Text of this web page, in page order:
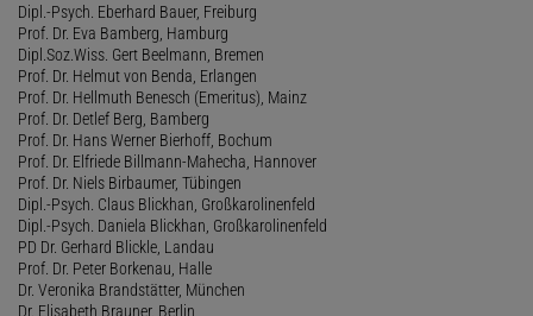
Dipl.-Psych. Eberhard Bauer, Freiburg
Prof. Dr. Eva Bamberg, Hamburg
Dipl.Soz.Wiss. Gert Beelmann, Bremen
Prof. Dr. Helmut von Benda, Erlangen
Prof. Dr. Hellmuth Benesch (Emeritus), Mainz
Prof. Dr. Detlef Berg, Bamberg
Prof. Dr. Hans Werner Bierhoff, Bochum
Prof. Dr. Elfriede Billmann-Mahecha, Hannover
Prof. Dr. Niels Birbaumer, Tübingen
Dipl.-Psych. Claus Blickhan, Großkarolinenfeld
Dipl.-Psych. Daniela Blickhan, Großkarolinenfeld
PD Dr. Gerhard Blickle, Landau
Prof. Dr. Peter Borkenau, Halle
Dr. Veronika Brandstätter, München
Dr. Elisabeth Brauner, Berlin